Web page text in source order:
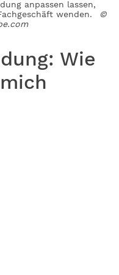
anpassen lassen,
wenden.
©
Wie